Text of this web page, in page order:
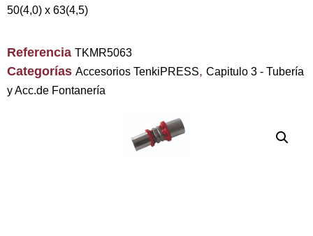
50(4,0) x 63(4,5)
Referencia TKMR5063
Categorías Accesorios TenkiPRESS, Capitulo 3 - Tubería
y Acc.de Fontanería